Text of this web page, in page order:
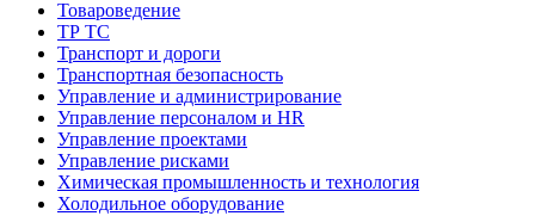
Товароведение
ТР ТС
Транспорт и дороги
Транспортная безопасность
Управление и администрирование
Управление персоналом и HR
Управление проектами
Управление рисками
Химическая промышленность и технология
Холодильное оборудование